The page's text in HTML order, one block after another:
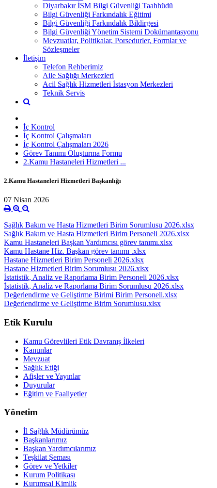
Diyarbakır İSM Bilgi Güvenliği Taahhüdü
Bilgi Güvenliği Farkındalık Eğitimi
Bilgi Güvenliği Farkındalık Bildirgesi
Bilgi Güvenliği Yönetim Sistemi Dokümantasyonu
Mevzuatlar, Politikalar, Porsedurler, Formlar ve
Sözleşmeler
İletişim
Telefon Rehberimiz
Aile Sağlığı Merkezleri
Acil Sağlık Hizmetleri İstasyon Merkezleri
Teknik Servis
İç Kontrol
İç Kontrol Çalışmaları
İç Kontrol Çalışmaları 2026
Görev Tanımı Oluşturma Formu
2.Kamu Hastaneleri Hizmetleri ...
2.Kamu Hastaneleri Hizmetleri Başkanlığı
07 Nisan 2026
Sağlık Bakım ve Hasta Hizmetleri Birim Sorumlusu 2026.xlsx
Sağlık Bakım ve Hasta Hizmetleri Birim Personeli 2026.xlsx
Kamu Hastaneleri Başkan Yardımcısı görev tanımı.xlsx
Kamu Hastane Hiz. Başkan görev tanımı .xlsx
Hastane Hizmetleri Birim Personeli 2026.xlsx
Hastane Hizmetleri Birim Sorumlusu 2026.xlsx
İstatistik, Analiz ve Raporlama Birim Personeli 2026.xlsx
İstatistik, Analiz ve Raporlama Birim Sorumlusu 2026.xlsx
Değerlendirme ve Geliştirme Birimi Birim Personeli.xlsx
Değerlendirme ve Geliştirme Birim Sorumlusu.xlsx
Etik Kurulu
Kamu Görevlileri Etik Davranış İlkeleri
Kanunlar
Mevzuat
Sağlık Etiği
Afişler ve Yayınlar
Duyurular
Eğitim ve Faaliyetler
Yönetim
İl Sağlık Müdürümüz
Başkanlarımız
Başkan Yardımcılarımız
Teşkilat Şeması
Görev ve Yetkiler
Kurum Politikası
Kurumsal Kimlik